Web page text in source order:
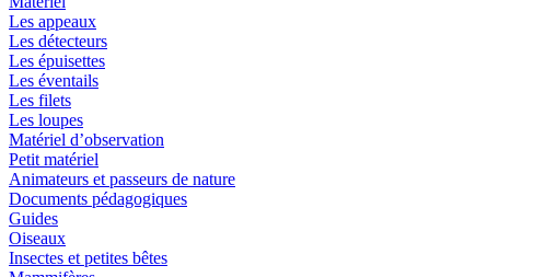
Les appeaux
Les détecteurs
Les épuisettes
Les éventails
Les filets
Les loupes
Matériel d’observation
Petit matériel
Animateurs et passeurs de nature
Documents pédagogiques
Guides
Oiseaux
Insectes et petites bêtes